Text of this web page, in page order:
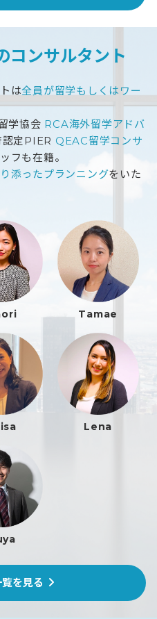
コンサルタント
は全員が留学もしくはワー
学協会 RCA海外留学アドバ
認定PIER QEAC留学コンサ
フも在籍。
添ったプランニングをいた
Tamae
Lena
を見る